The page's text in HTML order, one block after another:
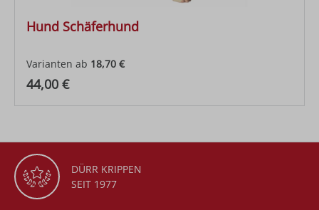
Hund Schäferhund
Varianten ab 18,70 €
Regulärer Preis:
44,00 €
DÜRR KRIPPEN
SEIT 1977